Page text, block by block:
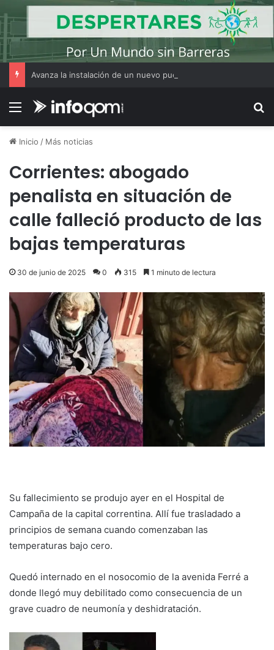
Menú
Inicio / Más noticias
Corrientes: abogado
penalista en situación de
calle falleció producto de las
bajas temperaturas
30 de junio de 2025 0 315 1 minuto de lectura
Su fallecimiento se produjo ayer en el Hospital de
Campaña de la capital correntina. Allí fue trasladado a
principios de semana cuando comenzaban las
temperaturas bajo cero.
Quedó internado en el nosocomio de la avenida Ferré a
donde llegó muy debilitado como consecuencia de un
grave cuadro de neumonía y deshidratación.